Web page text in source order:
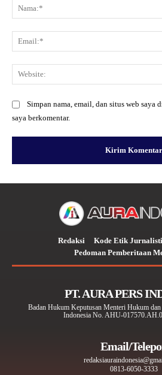
Simpan nama, email, dan situs web
saya berkomentar.
Redaksi
Kode Etik
Pedoman Pemberitaan
PT. AURA PERS
Badan Hukum Keputusan Menteri Hukum
Indonesia No. AHU-
Email/
0813-6050-3333